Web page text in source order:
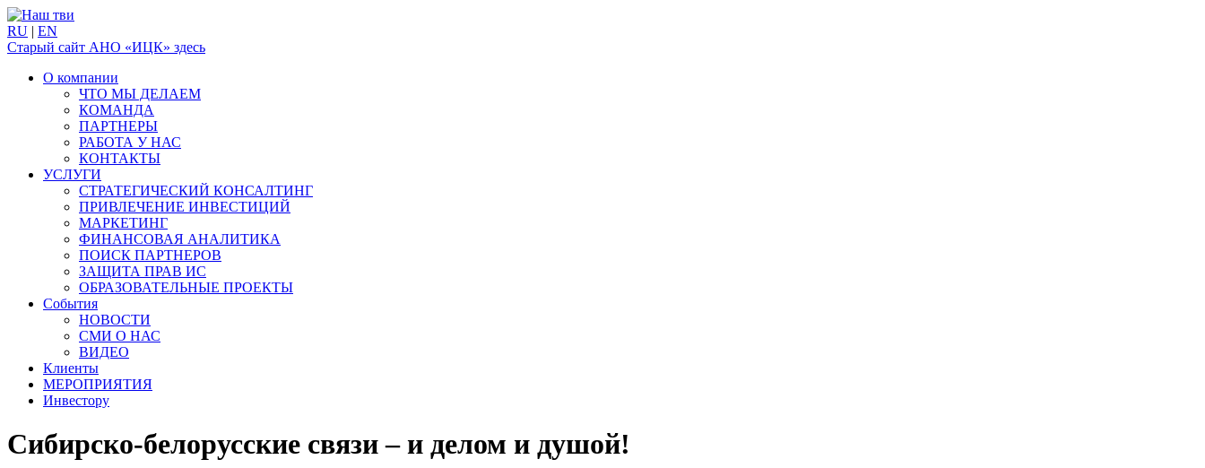
RU | EN
Старый сайт АНО «ИЦК» здесь
О компании
ЧТО МЫ ДЕЛАЕМ
КОМАНДА
ПАРТНЕРЫ
РАБОТА У НАС
КОНТАКТЫ
УСЛУГИ
СТРАТЕГИЧЕСКИЙ КОНСАЛТИНГ
ПРИВЛЕЧЕНИЕ ИНВЕСТИЦИЙ
МАРКЕТИНГ
ФИНАНСОВАЯ АНАЛИТИКА
ПОИСК ПАРТНЕРОВ
ЗАЩИТА ПРАВ ИС
ОБРАЗОВАТЕЛЬНЫЕ ПРОЕКТЫ
События
НОВОСТИ
СМИ О НАС
ВИДЕО
Клиенты
МЕРОПРИЯТИЯ
Инвестору
Сибирско-белорусские связи – и делом и душой!